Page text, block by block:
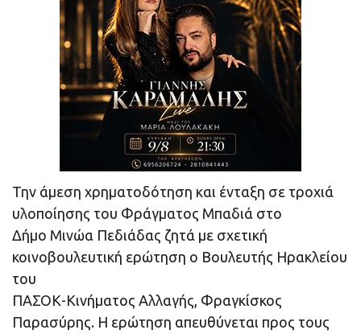
Την άμεση χρηματοδότηση και ένταξη σε τροχιά
υλοποίησης του Φράγματος Μπαδιά στο
Δήμο Μινώα Πεδιάδας ζητά με σχετική
κοινοβουλευτική ερώτηση ο Βουλευτής Ηρακλείου
του
ΠΑΣΟΚ-Κινήματος Αλλαγής, Φραγκίσκος
Παρασύρης. Η ερώτηση απευθύνεται προς τους